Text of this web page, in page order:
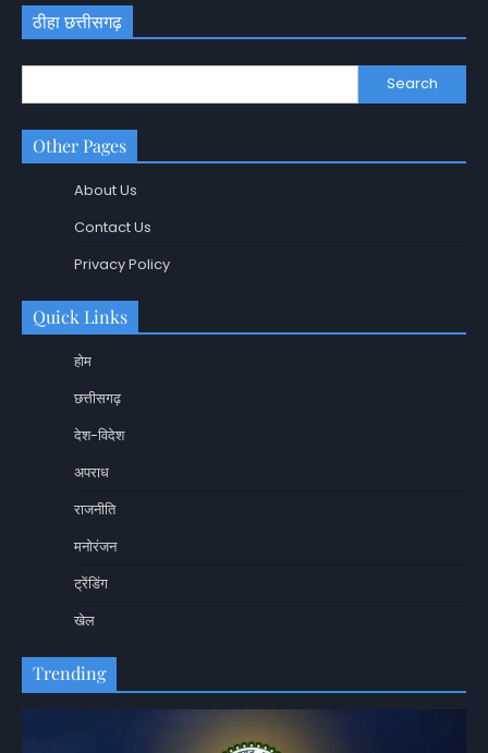
ठीहा छत्तीसगढ़
Search
Other Pages
About Us
Contact Us
Privacy Policy
Quick Links
होम
छत्तीसगढ़
देश-विदेश
अपराध
राजनीति
मनोरंजन
ट्रेंडिंग
खेल
Trending